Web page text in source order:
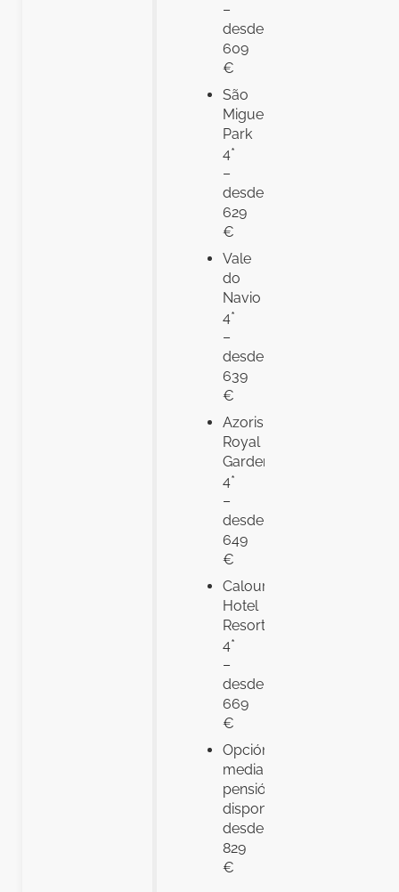
–
desde
609
€
São
Miguel
Park
4*
–
desde
629
€
Vale
do
Navio
4*
–
desde
639
€
Azoris
Royal
Garden
4*
–
desde
649
€
Caloura
Hotel
Resort
4*
–
desde
669
€
Opción
media
pensión
disponible
desde
829
€